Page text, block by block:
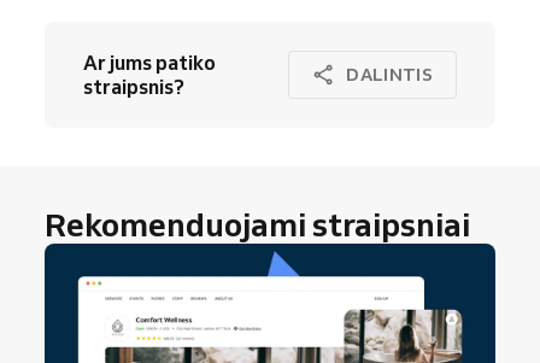
Ar jums patiko
straipsnis?
DALINTIS
Rekomenduojami straipsniai